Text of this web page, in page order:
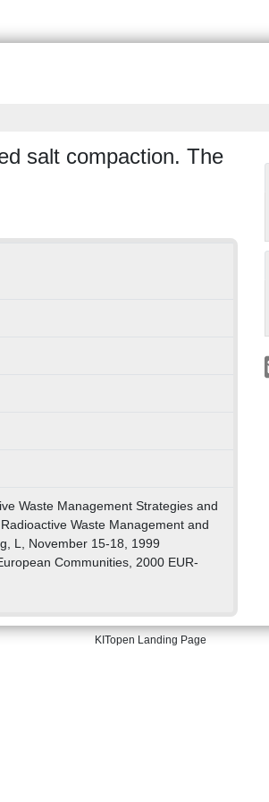
salt compaction. The
Waste Management Strategies and
Waste Management and
L, November 15-18, 1999
Communities, 2000 EUR-
KITopen Landing Page